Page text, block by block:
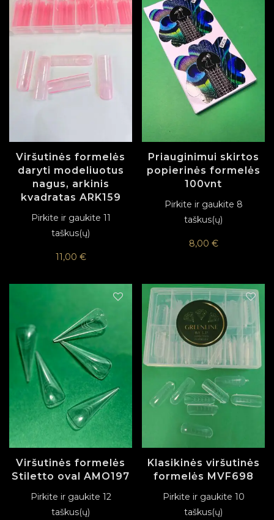
Viršutinės formelės
daryti modeliuotus
nagus, arkinis
kvadratas ARK159
Pirkite ir gaukite 11
taškus(ų)
11,00 €
Priauginimui skirtos
popierinės formelės
100vnt
Pirkite ir gaukite 8
taškus(ų)
8,00 €
Viršutinės formelės
Stiletto oval AMO197
Pirkite ir gaukite 12
taškus(ų)
Klasikinės viršutinės
formelės MVF698
Pirkite ir gaukite 10
taškus(ų)